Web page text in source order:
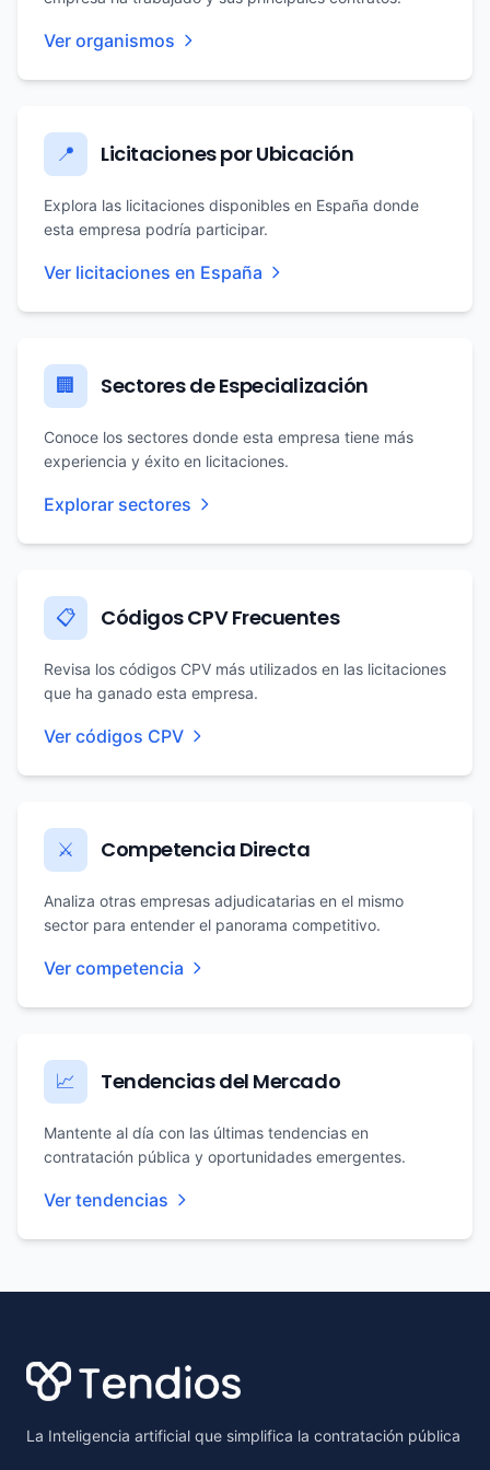
Ver organismos
📍 Licitaciones por Ubicación
Explora las licitaciones disponibles en España donde
esta empresa podría participar.
Ver licitaciones en España
🏢 Sectores de Especialización
Conoce los sectores donde esta empresa tiene más
experiencia y éxito en licitaciones.
Explorar sectores
📋 Códigos CPV Frecuentes
Revisa los códigos CPV más utilizados en las licitaciones
que ha ganado esta empresa.
Ver códigos CPV
⚔️ Competencia Directa
Analiza otras empresas adjudicatarias en el mismo
sector para entender el panorama competitivo.
Ver competencia
📈 Tendencias del Mercado
Mantente al día con las últimas tendencias en
contratación pública y oportunidades emergentes.
Ver tendencias
La Inteligencia artificial que simplifica la contratación pública